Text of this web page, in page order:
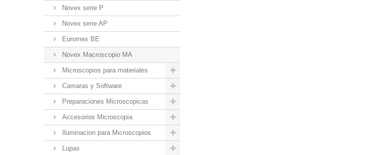
Novex serie P
Novex serie AP
Euromex BE
Novex Macroscopio MA
Microscopios para materiales
Camaras y Software
Preparaciones Microscopicas
Accesorios Microscopia
Iluminacion para Microscopios
Lupas